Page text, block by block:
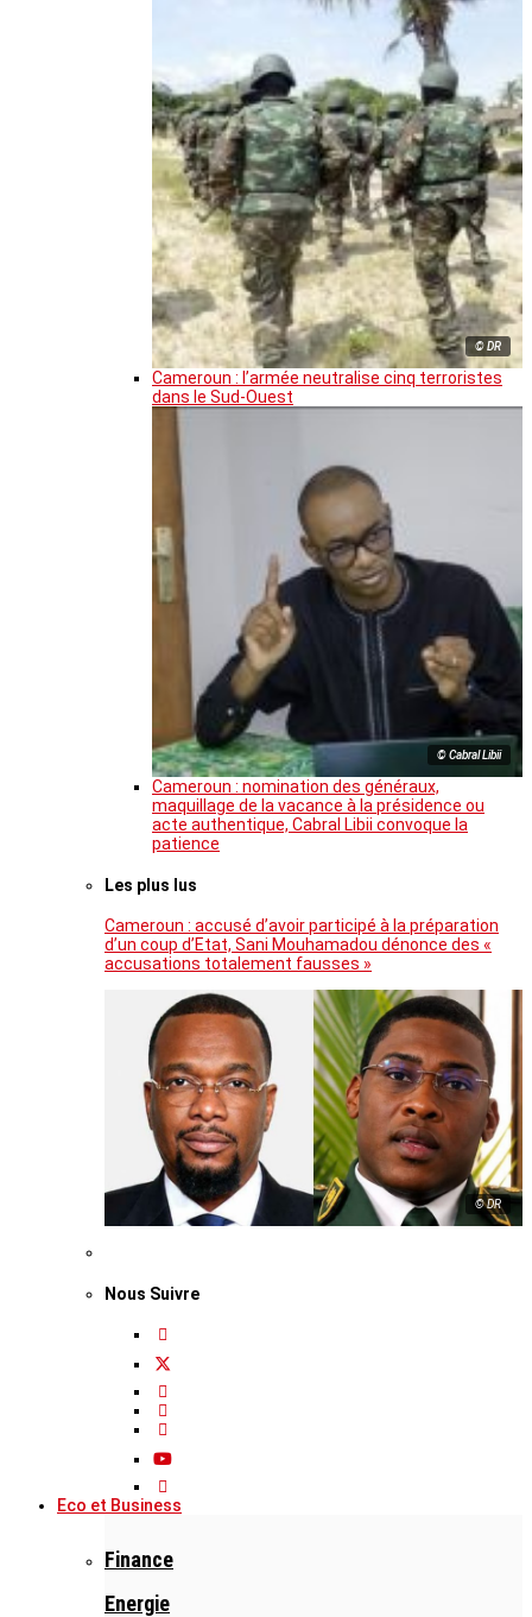
© DR
Cameroun : l’armée neutralise cinq terroristes
dans le Sud-Ouest
© Cabral Libii
Cameroun : nomination des généraux,
maquillage de la vacance à la présidence ou
acte authentique, Cabral Libii convoque la
patience
Les plus lus
Cameroun : accusé d’avoir participé à la préparation
d’un coup d’Etat, Sani Mouhamadou dénonce des «
accusations totalement fausses »
© DR
Nous Suivre
Eco et Business
Finance
Energie